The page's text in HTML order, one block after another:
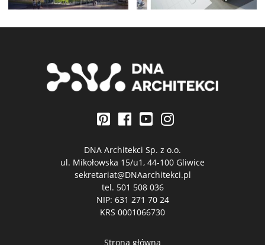
DNA Architekci Sp. z o.o.
ul. Mikołowska 15/u1, 44-100 Gliwice
sekretariat@DNAarchitekci.pl
tel. 501 508 036
NIP: 631 271 70 24
KRS 0001066730
Strona główna